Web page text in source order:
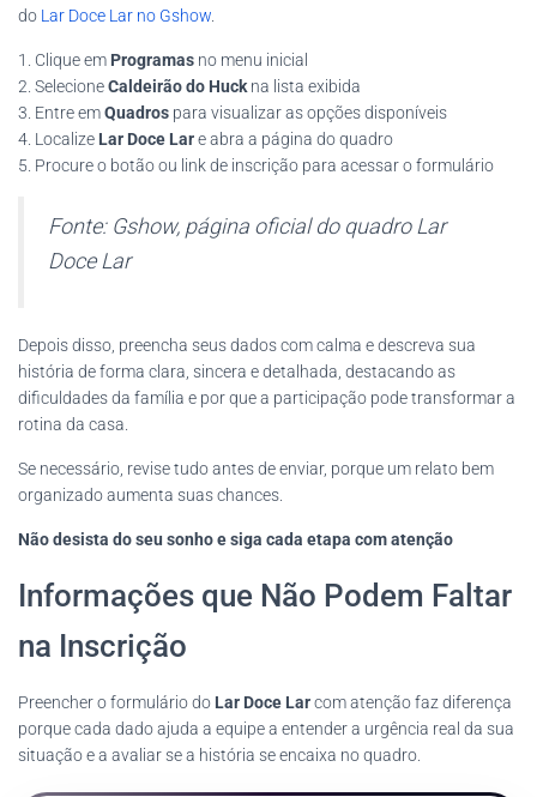
do Lar Doce Lar no Gshow.
1. Clique em Programas no menu inicial
2. SelecioneCaldeirão do Huckna lista exibida
3. Entre emQuadros para visualizar as opções disponíveis
4. Localize Lar Doce Lare abra a página do quadro
5. Procure o botão ou link de inscrição para acessar o formulário
Fonte: Gshow, página oficial do quadro Lar
Doce Lar
Depois disso, preencha seus dados com calma e descreva sua
história de forma clara, sincera e detalhada, destacando as
dificuldades da família e por que a participação pode transformar a
rotina da casa.
Se necessário, revise tudo antes de enviar, porque um relato bem
organizado aumenta suas chances.
Não desista do seu sonho e siga cada etapa com atenção
Informações que Não Podem Faltar
na Inscrição
Preencher o formulário do Lar Doce Larcom atenção faz diferença
porque cada dado ajuda a equipe a entender a urgência real da sua
situação e a avaliar se a história se encaixa no quadro.